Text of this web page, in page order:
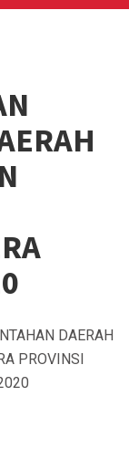
DAERAH
PROVINSI